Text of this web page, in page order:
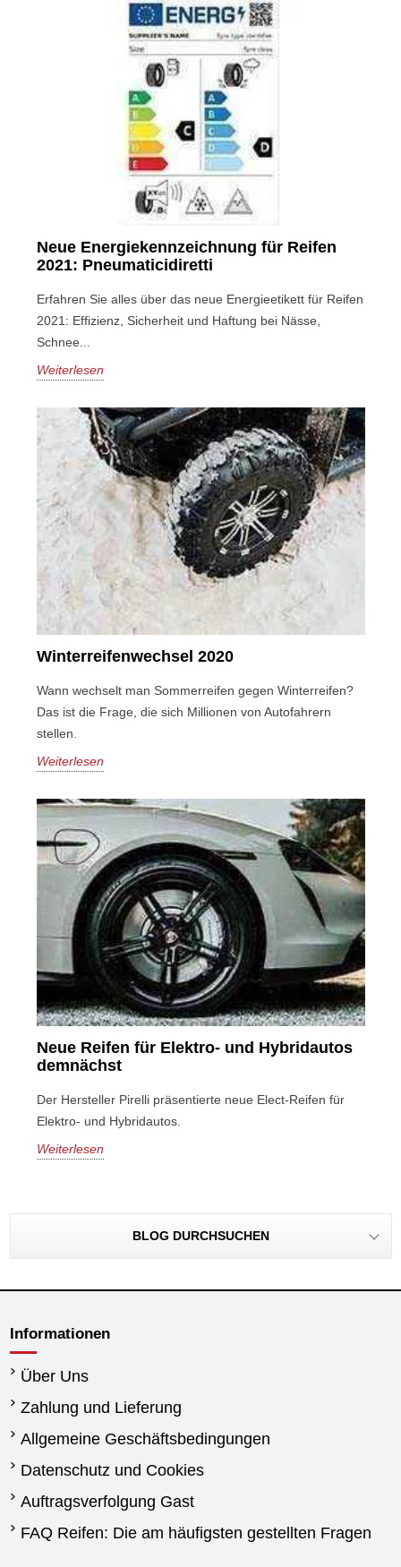
Neue Energiekennzeichnung für Reifen
2021: Pneumaticidiretti
Erfahren Sie alles über das neue Energieetikett für Reifen
2021: Effizienz, Sicherheit und Haftung bei Nässe,
Schnee...
Weiterlesen
Winterreifenwechsel 2020
Wann wechselt man Sommerreifen gegen Winterreifen?
Das ist die Frage, die sich Millionen von Autofahrern
stellen.
Weiterlesen
Neue Reifen für Elektro- und Hybridautos
demnächst
Der Hersteller Pirelli präsentierte neue Elect-Reifen für
Elektro- und Hybridautos.
Weiterlesen
BLOG DURCHSUCHEN
Informationen
Über Uns
Zahlung und Lieferung
Allgemeine Geschäftsbedingungen
Datenschutz und Cookies
Auftragsverfolgung Gast
FAQ Reifen: Die am häufigsten gestellten Fragen